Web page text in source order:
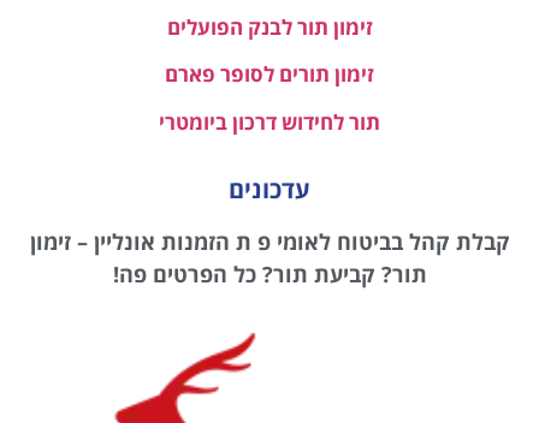
זימון תור לבנק הפועלים
זימון תורים לסופר פארם
תור לחידוש דרכון ביומטרי
עדכונים
קבלת קהל בביטוח לאומי פ ת הזמנות אונליין – זימון
תור? קביעת תור? כל הפרטים פה!